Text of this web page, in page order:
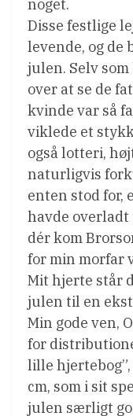
noget.
Disse festlige
levende, og de
julen. Selv
over at se de
kvinde var så
viklede et
også lotteri,
naturligvis
enten stod for,
havde overladt
dér kom
for min morfar
Mit hjerte står
julen til en
Min gode ven,
for
lille
cm, som i sit
julen særligt